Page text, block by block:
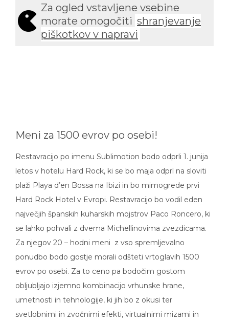
Za ogled vstavljene vsebine
morate omogočiti shranjevanje
piškotkov v napravi
Meni za 1500 evrov po osebi!
Restavracijo po imenu Sublimotion bodo odprli 1. junija
letos v hotelu Hard Rock, ki se bo maja odprl na sloviti
plaži Playa d’en Bossa na Ibizi in bo mimogrede prvi
Hard Rock Hotel v Evropi. Restavracijo bo vodil eden
največjih španskih kuharskih mojstrov Paco Roncero, ki
se lahko pohvali z dvema Michellinovima zvezdicama.
Za njegov 20 – hodni meni z vso spremljevalno
ponudbo bodo gostje morali odšteti vrtoglavih 1500
evrov po osebi. Za to ceno pa bodočim gostom
obljubljajo izjemno kombinacijo vrhunske hrane,
umetnosti in tehnologije, ki jih bo z okusi ter
svetlobnimi in zvočnimi efekti, virtualnimi mizami in